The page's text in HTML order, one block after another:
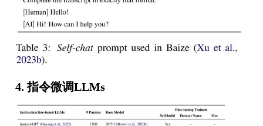
4. 指令微调LLMs